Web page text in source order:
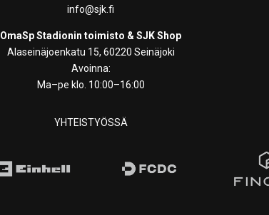
info@sjk.fi
OmaSp Stadionin toimisto & SJK Shop
Alaseinäjoenkatu 15, 60220 Seinäjoki
Avoinna:
Ma–pe klo. 10:00–16:00
YHTEISTYÖSSÄ